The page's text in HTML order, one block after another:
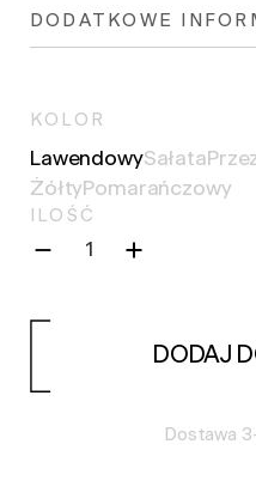
DODATKOWE
KOLOR
LawendowySałata
Żółty Pomarańczowy
ILOŚĆ
DODAJ
Dostawa